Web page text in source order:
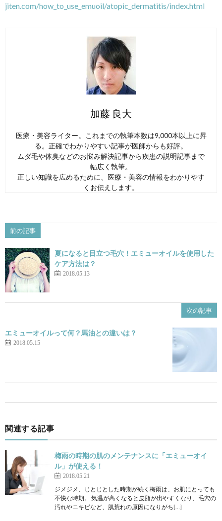
jiten.com/how_to_use_emuoil/atopic_dermatitis/index.html
加藤 良大
医療・美容ライター。これまでの執筆本数は9,000本以上に昇
る。正確でわかりやすい記事が医師からも好評。
ムダ毛や体臭などのお悩み解決記事から疾患の説明記事まで
幅広く執筆。
正しい知識を広めるために、医療・美容の情報をわかりやす
くお伝えします。
前の記事
夏になると目立つ毛穴！エミューオイルを使用した
ケア方法は？
2018.05.13
次の記事
エミューオイルって何？馬油との違いは？
2018.05.15
関連する記事
梅雨の時期の肌のメンテナンスに「エミューオイ
ル」が使える！
2018.05.21
ジメジメ、じとじとした時期が続く梅雨は、お肌にとっても
不快な時期。 気温が高くなると皮脂が出やすくなり、毛穴の
汚れやニキビなど、肌荒れの原因になりがち[…]